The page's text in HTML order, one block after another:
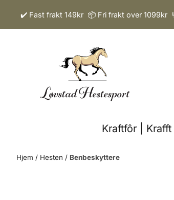
Hopp til innhold
✔️ Fast frakt 149kr 📦 Fri frakt over 1099kr
Kraftfôr | Krafft
Hjem / Hesten / Benbeskyttere